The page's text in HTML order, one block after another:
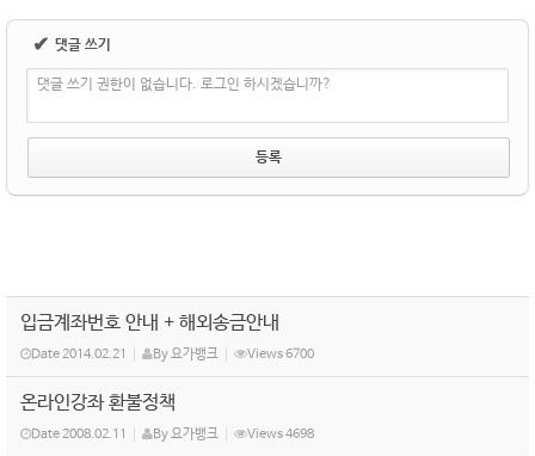
✔ 댓글 쓰기
댓글 쓰기 권한이 없습니다. 로그인 하시겠습니까?
입금계좌번호 안내 + 해외송금안내
Date2014.02.21 By요가뱅크 Views6700
온라인강좌 환불정책
Date2008.02.11 By요가뱅크 Views4698